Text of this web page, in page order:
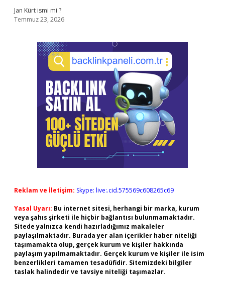
Jan Kürt ismi mi ?
Temmuz 23, 2026
Reklam ve İletişim: Skype: live:.cid.575569c608265c69
Yasal Uyarı: Bu internet sitesi, herhangi bir marka, kurum
veya şahıs şirketi ile hiçbir bağlantısı bulunmamaktadır.
Sitede yalnızca kendi hazırladığımız makaleler
paylaşılmaktadır. Burada yer alan içerikler haber niteliği
taşımamakta olup, gerçek kurum ve kişiler hakkında
paylaşım yapılmamaktadır. Gerçek kurum ve kişiler ile isim
benzerlikleri tamamen tesadüfidir. Sitemizdeki bilgiler
taslak halindedir ve tavsiye niteliği taşımazlar.